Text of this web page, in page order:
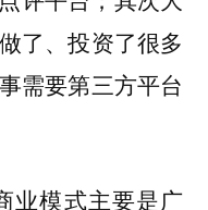
了、投资了很多
需要第三方平台
业模式主要是广